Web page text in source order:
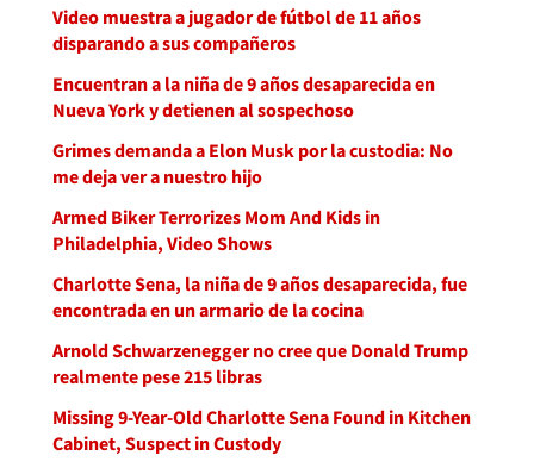
Video muestra a jugador de fútbol de 11 años
disparando a sus compañeros
Encuentran a la niña de 9 años desaparecida en
Nueva York y detienen al sospechoso
Grimes demanda a Elon Musk por la custodia: No
me deja ver a nuestro hijo
Armed Biker Terrorizes Mom And Kids in
Philadelphia, Video Shows
Charlotte Sena, la niña de 9 años desaparecida, fue
encontrada en un armario de la cocina
Arnold Schwarzenegger no cree que Donald Trump
realmente pese 215 libras
Missing 9-Year-Old Charlotte Sena Found in Kitchen
Cabinet, Suspect in Custody